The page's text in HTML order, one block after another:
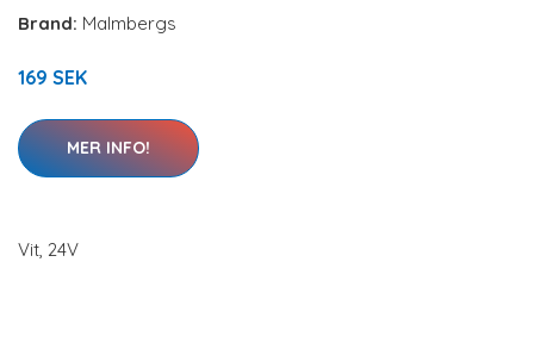
Brand: Malmbergs
169 SEK
MER INFO!
Vit, 24V